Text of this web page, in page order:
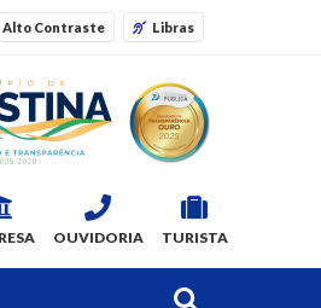
Alto Contraste Libras
OUVIDORIA TURISTA